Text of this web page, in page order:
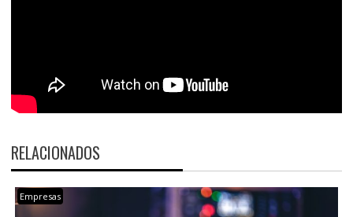
RELACIONADOS
Empresas